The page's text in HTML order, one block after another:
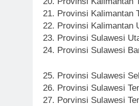
21. Provinsi Kalimantan
22. Provinsi Kalimantan
23. Provinsi Sulawesi
24. Provinsi Sulawesi
25. Provinsi Sulawesi
26. Provinsi Sulawesi
27. Porvinsi Sulawesi